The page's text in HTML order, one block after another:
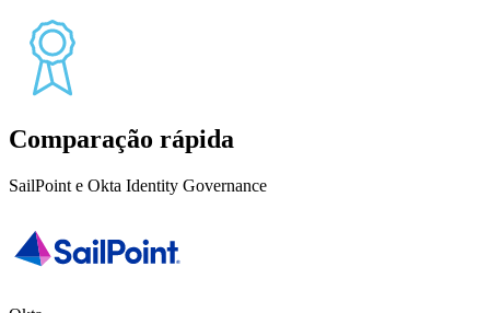
Comparação rápida
SailPoint e Okta Identity Governance